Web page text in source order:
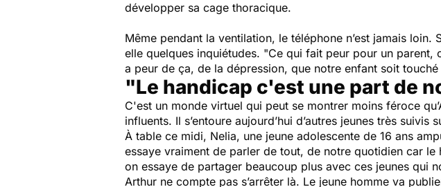
développer sa cage thoracique.
Même pendant la ventilation, le téléphone n’est jamais loin.
elle quelques inquiétudes. "Ce qui fait peur pour un parent,
a peur de ça, de la dépression, que notre enfant soit
"Le handicap c'est une part de
C'est un monde virtuel qui peut se montrer moins féroce
influents. Il s’entoure aujourd’hui d’autres jeunes très suivis
À table ce midi, Nelia, une jeune adolescente de 16 ans
essaye vraiment de parler de tout, de notre quotidien car
on essaye de partager beaucoup plus avec ces jeunes qui
Arthur ne compte pas s’arrêter là. Le jeune homme va